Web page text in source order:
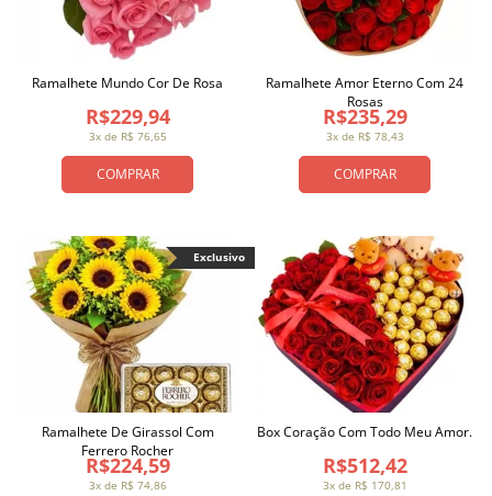
COMPRAR
3x de R$ 76,65
R$229,94
Ramalhete Mundo Cor De Rosa
COMPRAR
3x de R$ 78,43
R$235,29
Ramalhete Amor Eterno Com 24
Rosas
3x de R$ 74,86
R$224,59
Ramalhete De Girassol Com
Ferrero Rocher
Exclusivo
3x de R$ 170,81
R$512,42
Box Coração Com Todo Meu Amor.